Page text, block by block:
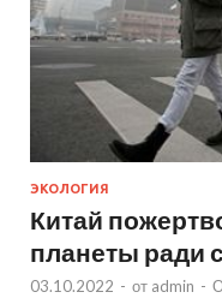
ЭКОЛОГИЯ
Китай
планеты ради
03.10.2022 - от admin -